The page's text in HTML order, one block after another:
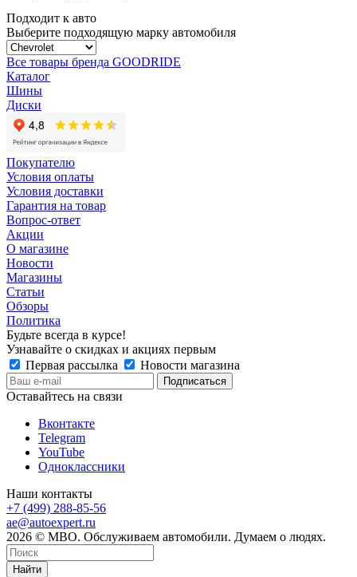
Подходит к авто
Выберите подходящую марку автомобиля
Все товары бренда GOODRIDE
Каталог
Шины
Диски
Покупателю
Условия оплаты
Условия доставки
Гарантия на товар
Вопрос-ответ
Акции
О магазине
Новости
Магазины
Статьи
Обзоры
Политика
Будьте всегда в курсе!
Узнавайте о скидках и акциях первым
Первая рассылка
Новости магазина
Оставайтесь на связи
Вконтакте
Telegram
YouTube
Одноклассники
Наши контакты
+7 (499) 288-85-56
ae@autoexpert.ru
2026 © МВО. Обслуживаем автомобили. Думаем о людях.
Найти